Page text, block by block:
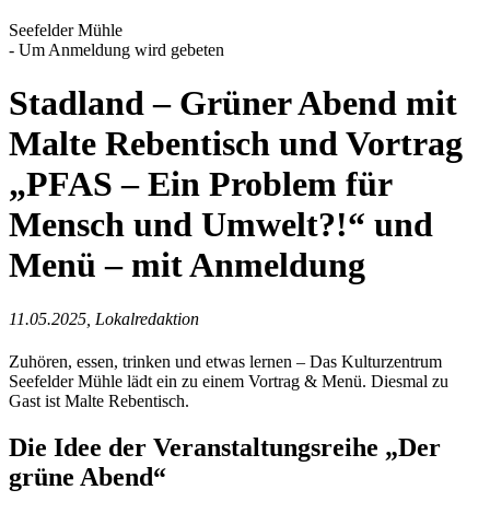
Seefelder Mühle
- Um Anmeldung wird gebeten
Stadland – Grüner Abend mit
Malte Rebentisch und Vortrag
„PFAS – Ein Problem für
Mensch und Umwelt?!“ und
Menü – mit Anmeldung
11.05.2025, Lokalredaktion
Zuhören, essen, trinken und etwas lernen – Das Kulturzentrum
Seefelder Mühle lädt ein zu einem Vortrag & Menü. Diesmal zu
Gast ist Malte Rebentisch.
Die Idee der Veranstaltungsreihe „Der
grüne Abend“